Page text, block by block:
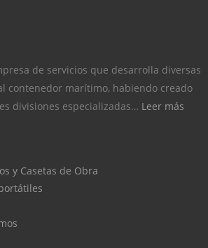
de servicios que desarrolla diversas
contenedor marítimo, habiendo creado
divisiones especializadas… Leer más
y Casetas de Obra